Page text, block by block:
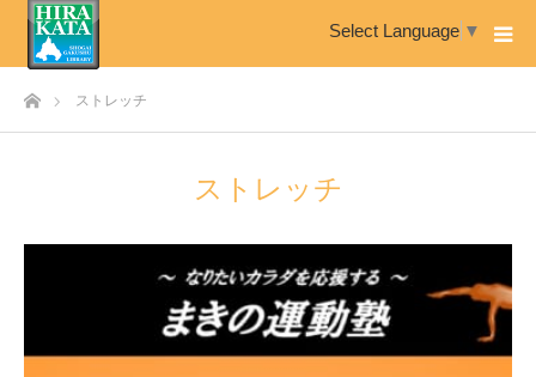
Select Language ▼
ホームストレッチ
ストレッチ